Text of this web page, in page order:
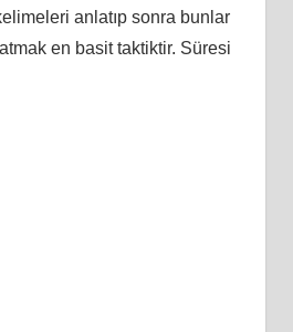
anlatıp sonra bunlar
en basit taktiktir. Süresi